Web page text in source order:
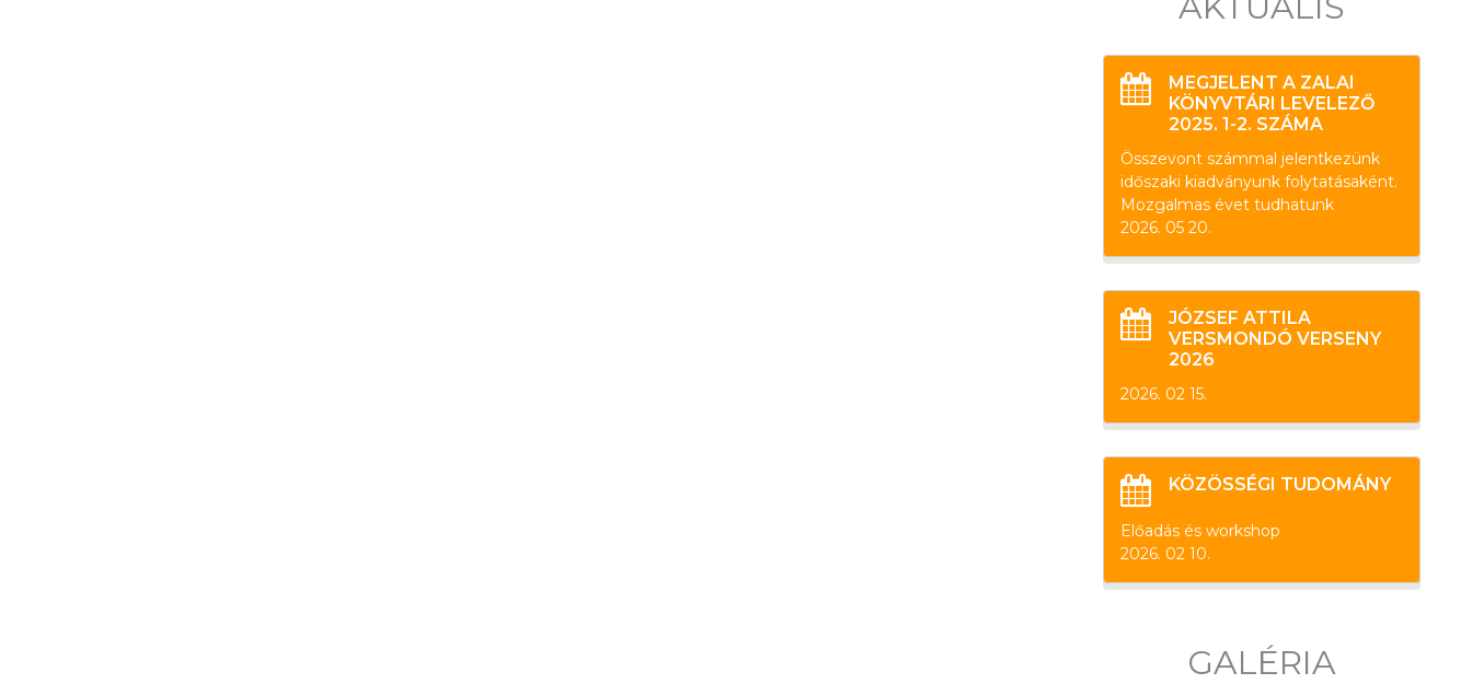
MEGJELENT A ZALAI
KÖNYVTÁRI LEVELEZŐ
2025. 1-2. SZÁMA
Összevont számmal jelentkezünk
időszaki kiadványunk folytatásaként.
Mozgalmas évet tudhatunk
2026. 05 20.
JÓZSEF ATTILA
VERSMONDÓ VERSENY
2026
2026. 02 15.
KÖZÖSSÉGI TUDOMÁNY
Előadás és workshop
2026. 02 10.
GALÉRIA